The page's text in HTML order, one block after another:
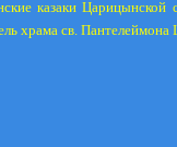
казаки
храма св. Пантелеймона